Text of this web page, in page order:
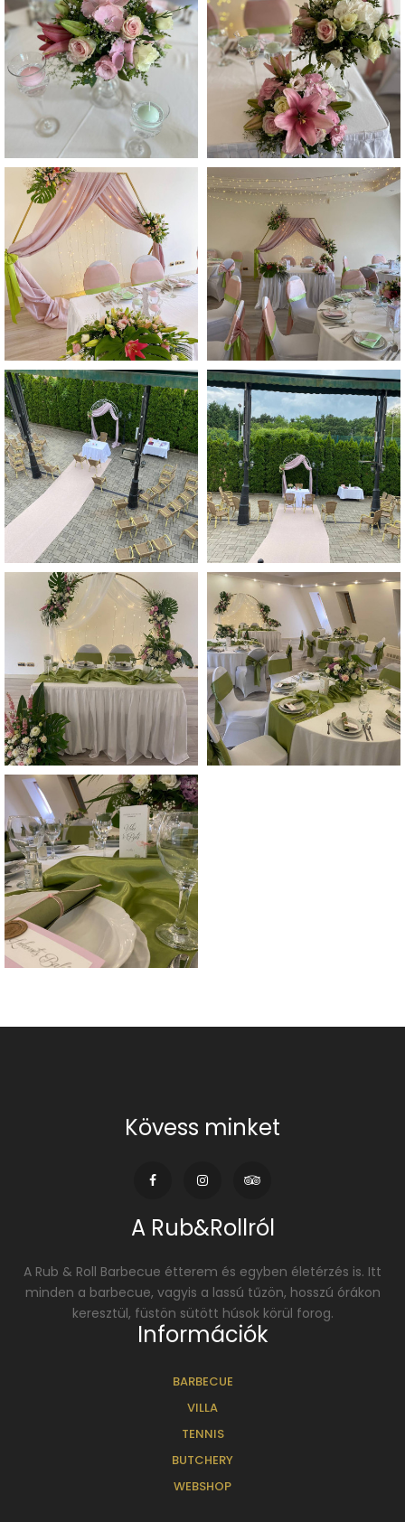
Kövess minket
A Rub&Rollról
A Rub & Roll Barbecue étterem és egyben életérzés is. Itt
minden a barbecue, vagyis a lassú tűzön, hosszú órákon
keresztül, füstön sütött húsok körül forog.
Információk
BARBECUE
VILLA
TENNIS
BUTCHERY
WEBSHOP